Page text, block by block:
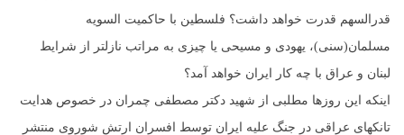
قدرالسهم قدرت خواهد داشت؟ فلسطین با حاکمیت السویه
مسلمان(سنی)، یهودی و مسیحی یا چیزی به مراتب نازلتر از شرایط
لبنان و عراق با چه کار ایران خواهد آمد؟
اینکه این روزها مطلبی از شهید دکتر مصطفی چمران در خصوص هدایت
تانکهای عراقی در جنگ علیه ایران توسط افسران ارتش شوروی منتشر